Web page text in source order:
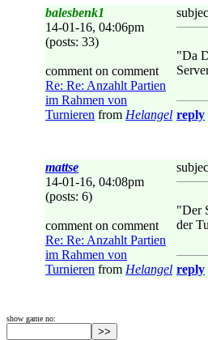
balesbenk1
14-01-16, 04:06pm
(posts: 33)
comment on comment
Re: Re: Anzahlt Partien
im Rahmen von
Turnieren from Helangel
"Da
reply
mattse
14-01-16, 04:08pm
(posts: 6)
comment on comment
Re: Re: Anzahlt Partien
im Rahmen von
Turnieren from Helangel
"Der
der
reply
show game no: